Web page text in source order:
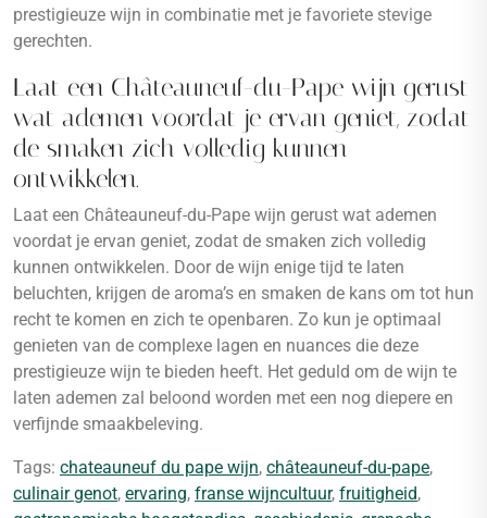
prestigieuze wijn in combinatie met je favoriete stevige
gerechten.
Laat een Châteauneuf-du-Pape wijn gerust
wat ademen voordat je ervan geniet, zodat
de smaken zich volledig kunnen
ontwikkelen.
Laat een Châteauneuf-du-Pape wijn gerust wat ademen
voordat je ervan geniet, zodat de smaken zich volledig
kunnen ontwikkelen. Door de wijn enige tijd te laten
beluchten, krijgen de aroma’s en smaken de kans om tot hun
recht te komen en zich te openbaren. Zo kun je optimaal
genieten van de complexe lagen en nuances die deze
prestigieuze wijn te bieden heeft. Het geduld om de wijn te
laten ademen zal beloond worden met een nog diepere en
verfijnde smaakbeleving.
Tags: chateauneuf du pape wijn, châteauneuf-du-pape,
culinair genot, ervaring, franse wijncultuur, fruitigheid,